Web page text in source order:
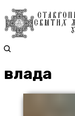
влада